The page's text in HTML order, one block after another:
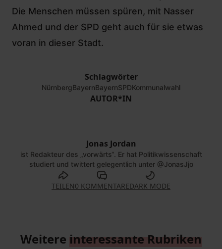
Die Menschen müssen spüren, mit Nasser
Ahmed und der SPD geht auch für sie etwas
voran in dieser Stadt.
Schlagwörter
NürnbergBayernBayernSPDKommunalwahl
AUTOR*IN
Jonas Jordan
ist Redakteur des „vorwärts“. Er hat Politikwissenschaft
studiert und twittert gelegentlich unter @JonasJjo
TEILEN0 KOMMENTAREDARK MODE
Weitere interessante Rubriken